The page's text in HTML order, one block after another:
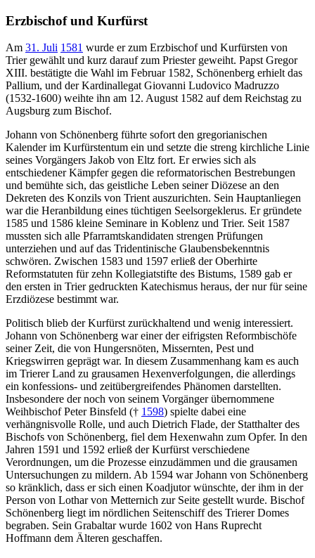
Erzbischof und Kurfürst
Am 31. Juli 1581 wurde er zum Erzbischof und Kurfürsten von
Trier gewählt und kurz darauf zum Priester geweiht. Papst Gregor
XIII. bestätigte die Wahl im Februar 1582, Schönenberg erhielt das
Pallium, und der Kardinallegat Giovanni Ludovico Madruzzo
(1532-1600) weihte ihn am 12. August 1582 auf dem Reichstag zu
Augsburg zum Bischof.
Johann von Schönenberg führte sofort den gregorianischen
Kalender im Kurfürstentum ein und setzte die streng kirchliche Linie
seines Vorgängers Jakob von Eltz fort. Er erwies sich als
entschiedener Kämpfer gegen die reformatorischen Bestrebungen
und bemühte sich, das geistliche Leben seiner Diözese an den
Dekreten des Konzils von Trient auszurichten. Sein Hauptanliegen
war die Heranbildung eines tüchtigen Seelsorgeklerus. Er gründete
1585 und 1586 kleine Seminare in Koblenz und Trier. Seit 1587
mussten sich alle Pfarramtskandidaten strengen Prüfungen
unterziehen und auf das Tridentinische Glaubensbekenntnis
schwören. Zwischen 1583 und 1597 erließ der Oberhirte
Reformstatuten für zehn Kollegiatstifte des Bistums, 1589 gab er
den ersten in Trier gedruckten Katechismus heraus, der nur für seine
Erzdiözese bestimmt war.
Politisch blieb der Kurfürst zurückhaltend und wenig interessiert.
Johann von Schönenberg war einer der eifrigsten Reformbischöfe
seiner Zeit, die von Hungersnöten, Missernten, Pest und
Kriegswirren geprägt war. In diesem Zusammenhang kam es auch
im Trierer Land zu grausamen Hexenverfolgungen, die allerdings
ein konfessions- und zeitübergreifendes Phänomen darstellten.
Insbesondere der noch von seinem Vorgänger übernommene
Weihbischof Peter Binsfeld († 1598) spielte dabei eine
verhängnisvolle Rolle, und auch Dietrich Flade, der Statthalter des
Bischofs von Schönenberg, fiel dem Hexenwahn zum Opfer. In den
Jahren 1591 und 1592 erließ der Kurfürst verschiedene
Verordnungen, um die Prozesse einzudämmen und die grausamen
Untersuchungen zu mildern. Ab 1594 war Johann von Schönenberg
so kränklich, dass er sich einen Koadjutor wünschte, der ihm in der
Person von Lothar von Metternich zur Seite gestellt wurde. Bischof
Schönenberg liegt im nördlichen Seitenschiff des Trierer Domes
begraben. Sein Grabaltar wurde 1602 von Hans Ruprecht
Hoffmann dem Älteren geschaffen.